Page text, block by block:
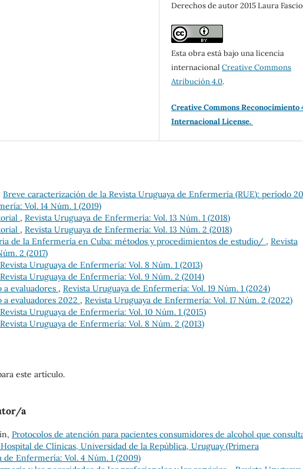
Derechos de autor 2015 Laura
Esta obra está bajo una licencia
internacionalCreative Commons
Atribución 4.0.
Creative Commons Reconocimiento
Internacional License.
Breve caracterización de la Revista Uruguaya de Enfermería (RUE): período
Vol. 14 Núm. 1 (2019)
, Revista Uruguaya de Enfermería: Vol. 13 Núm. 1 (2018)
, Revista Uruguaya de Enfermería: Vol. 13 Núm. 2 (2018)
de la Enfermería en Cuba: métodos y procedimientos de estudio/ , Revista
2 (2017)
Revista Uruguaya de Enfermería: Vol. 8 Núm. 1 (2013)
Revista Uruguaya de Enfermería: Vol. 9 Núm. 2 (2014)
evaluadores , Revista Uruguaya de Enfermería: Vol. 19 Núm. 1 (2024)
evaluadores 2022 , Revista Uruguaya de Enfermería: Vol. 17 Núm. 2 (2022)
Revista Uruguaya de Enfermería: Vol. 10 Núm. 1 (2015)
Revista Uruguaya de Enfermería: Vol. 8 Núm. 2 (2013)
este artículo.
a
Protocolos de atención para pacientes consumidores de alcohol que
de Clínicas, Universidad de la República, Uruguay (Primera
de Enfermería: Vol. 4 Núm. 1 (2009)